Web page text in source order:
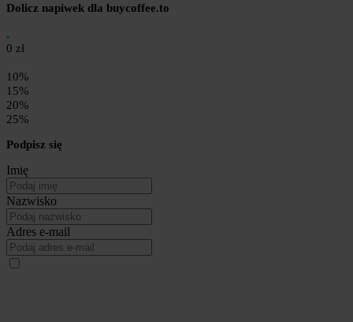
Dolicz napiwek dla buycoffee.to
0 zł
10%
15%
20%
25%
Podpisz się
Imię
Nazwisko
Adres e-mail